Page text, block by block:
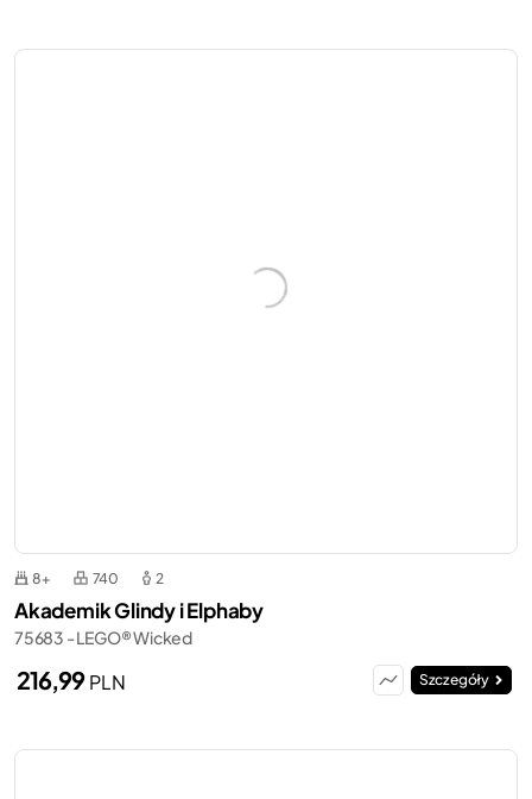
8+ 740 2
Akademik Glindy i Elphaby
75683 - LEGO® Wicked
216,99PLN Szczegóły